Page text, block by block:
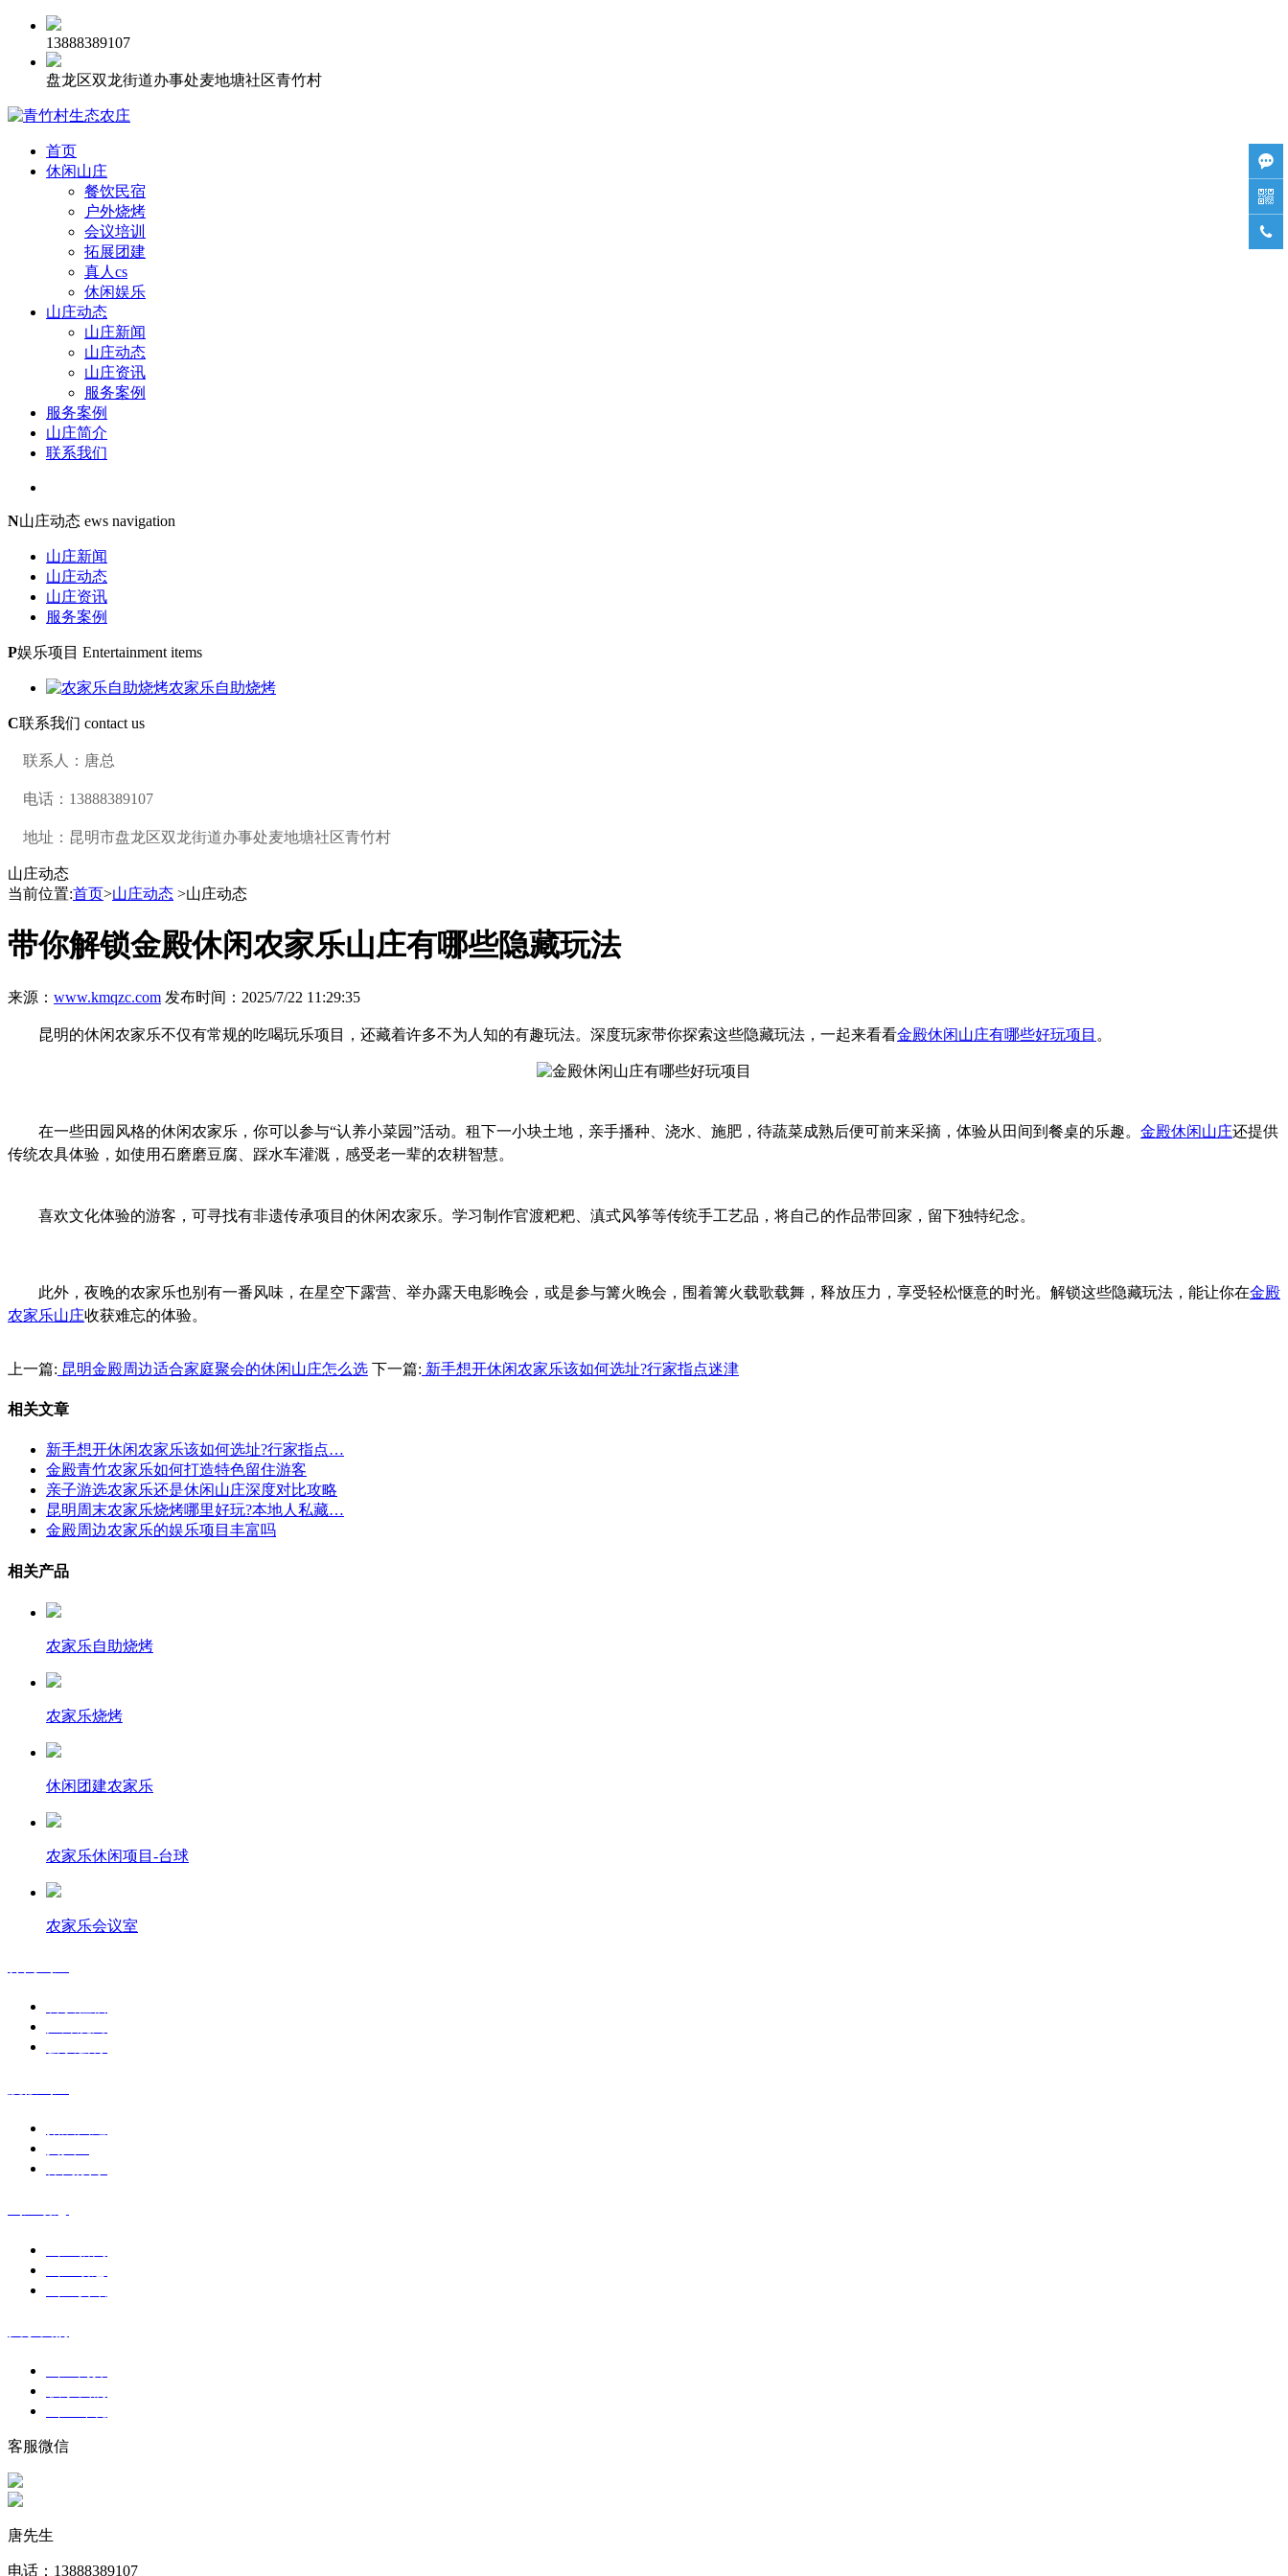
13888389107
盘龙区双龙街道办事处麦地塘社区青竹村
首页
休闲山庄
餐饮民宿
户外烧烤
会议培训
拓展团建
真人cs
休闲娱乐
山庄动态
山庄新闻
山庄动态
山庄资讯
服务案例
服务案例
山庄简介
联系我们
N山庄动态 ews navigation
山庄新闻
山庄动态
山庄资讯
服务案例
P娱乐项目 Entertainment items
农家乐自助烧烤
C联系我们 contact us
联系人：唐总
电话：13888389107
地址：昆明市盘龙区双龙街道办事处麦地塘社区青竹村
山庄动态
当前位置:首页>山庄动态 >山庄动态
带你解锁金殿休闲农家乐山庄有哪些隐藏玩法
来源： www.kmqzc.com 发布时间：2025/7/22 11:29:35
昆明的休闲农家乐不仅有常规的吃喝玩乐项目，还藏着许多不为人知的有趣玩法。深度玩家带你探索这些隐藏玩法，一起来看看金殿休闲山庄有哪些好玩项目 。
在一些田园风格的休闲农家乐，你可以参与“认养小菜园”活动。租下一小块土地，亲手播种、浇水、施肥，待蔬菜成熟后便可前来采摘，体验从田间到餐桌的乐趣。 金殿休闲山庄还提供
传统农具体验，如使用石磨磨豆腐、踩水车灌溉，感受老一辈的农耕智慧。
喜欢文化体验的游客，可寻找有非遗传承项目的休闲农家乐。学习制作官渡粑粑、滇式风筝等传统手工艺品，将自己的作品带回家，留下独特纪念。
此外，夜晚的农家乐也别有一番风味，在星空下露营、举办露天电影晚会，或是参与篝火晚会，围着篝火载歌载舞，释放压力，享受轻松惬意的时光。解锁这些隐藏玩法，能让你在金殿
农家乐山庄收获难忘的体验。
上一篇: 昆明金殿周边适合家庭聚会的休闲山庄怎么选 下一篇: 新手想开休闲农家乐该如何选址?行家指点迷津
相关文章
新手想开休闲农家乐该如何选址?行家指点…
金殿青竹农家乐如何打造特色留住游客
亲子游选农家乐还是休闲山庄深度对比攻略
昆明周末农家乐烧烤哪里好玩?本地人私藏…
金殿周边农家乐的娱乐项目丰富吗
相关产品
农家乐自助烧烤
农家乐烧烤
休闲团建农家乐
农家乐休闲项目-台球
农家乐会议室
客服微信
唐先生
电话：13888389107


